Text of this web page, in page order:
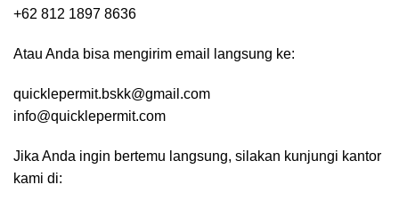
+62 812 1897 8636
Atau Anda bisa mengirim email langsung ke:
quicklepermit.bskk@gmail.com
info@quicklepermit.com
Jika Anda ingin bertemu langsung, silakan kunjungi kantor
kami di: